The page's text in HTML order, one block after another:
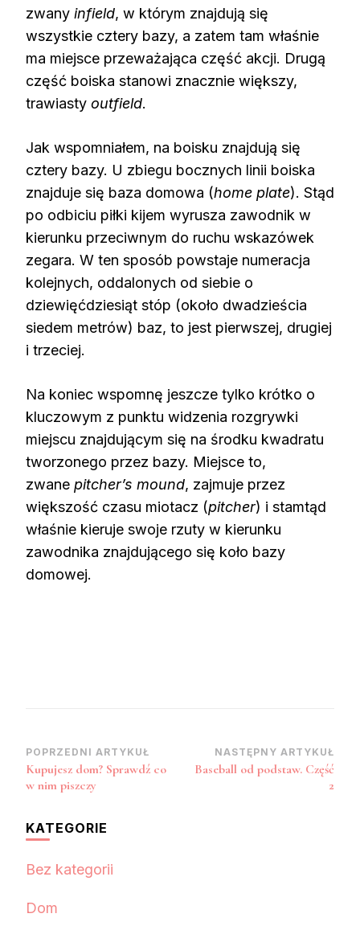
zwany infield, w którym znajdują się
wszystkie cztery bazy, a zatem tam właśnie
ma miejsce przeważająca część akcji. Drugą
część boiska stanowi znacznie większy,
trawiasty outfield.
Jak wspomniałem, na boisku znajdują się
cztery bazy. U zbiegu bocznych linii boiska
znajduje się baza domowa (home plate). Stąd
po odbiciu piłki kijem wyrusza zawodnik w
kierunku przeciwnym do ruchu wskazówek
zegara. W ten sposób powstaje numeracja
kolejnych, oddalonych od siebie o
dziewięćdziesiąt stóp (około dwadzieścia
siedem metrów) baz, to jest pierwszej, drugiej
i trzeciej.
Na koniec wspomnę jeszcze tylko krótko o
kluczowym z punktu widzenia rozgrywki
miejscu znajdującym się na środku kwadratu
tworzonego przez bazy. Miejsce to,
zwane pitcher’s mound, zajmuje przez
większość czasu miotacz (pitcher) i stamtąd
właśnie kieruje swoje rzuty w kierunku
zawodnika znajdującego się koło bazy
domowej.
Nawigacja
wpisu
POPRZEDNI ARTYKUŁ
Kupujesz dom? Sprawdź co
w nim piszczy
NASTĘPNY ARTYKUŁ
Baseball od podstaw. Część
2
KATEGORIE
Bez kategorii
Dom